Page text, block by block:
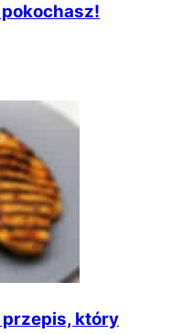
przepis, który